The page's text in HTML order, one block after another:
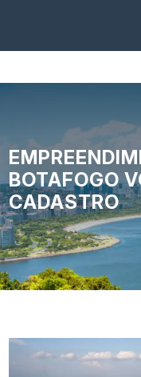
BOTAFOGO
CADASTRO